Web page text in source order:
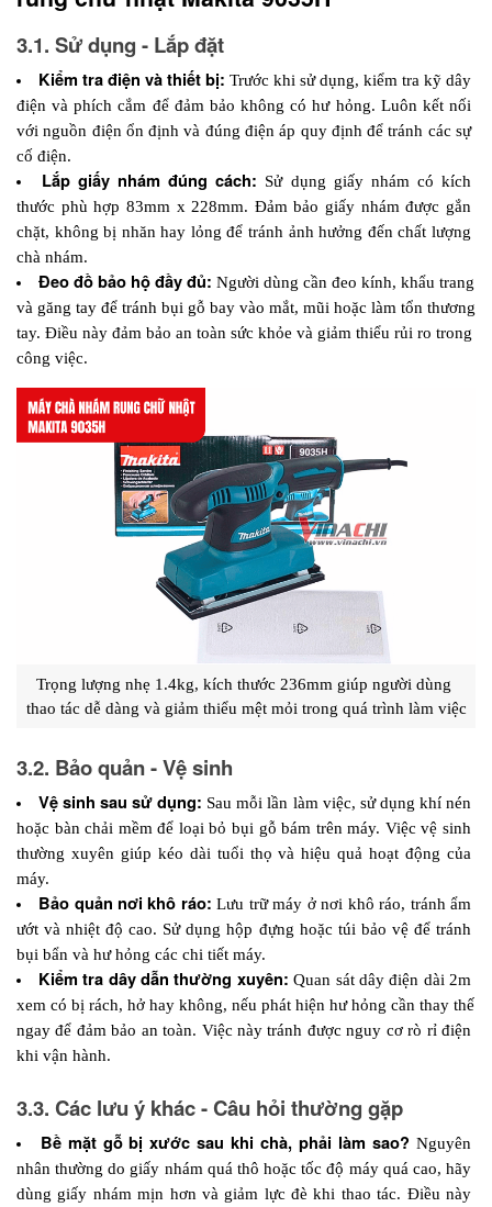
3.1. Sử dụng - Lắp đặt
Kiểm tra điện và thiết bị: Trước khi sử dụng, kiểm tra kỹ dây
điện và phích cắm để đảm bảo không có hư hỏng. Luôn kết nối
với nguồn điện ổn định và đúng điện áp quy định để tránh các sự
cố điện.
Lắp giấy nhám đúng cách: Sử dụng giấy nhám có kích
thước phù hợp 83mm x 228mm. Đảm bảo giấy nhám được gắn
chặt, không bị nhăn hay lỏng để tránh ảnh hưởng đến chất lượng
chà nhám.
Đeo đồ bảo hộ đầy đủ: Người dùng cần đeo kính, khẩu trang
và găng tay để tránh bụi gỗ bay vào mắt, mũi hoặc làm tổn thương
tay. Điều này đảm bảo an toàn sức khỏe và giảm thiểu rủi ro trong
công việc.
Trọng lượng nhẹ 1.4kg, kích thước 236mm giúp người dùng
thao tác dễ dàng và giảm thiểu mệt mỏi trong quá trình làm việc
3.2. Bảo quản - Vệ sinh
Vệ sinh sau sử dụng: Sau mỗi lần làm việc, sử dụng khí nén
hoặc bàn chải mềm để loại bỏ bụi gỗ bám trên máy. Việc vệ sinh
thường xuyên giúp kéo dài tuổi thọ và hiệu quả hoạt động của
máy.
Bảo quản nơi khô ráo: Lưu trữ máy ở nơi khô ráo, tránh ẩm
ướt và nhiệt độ cao. Sử dụng hộp đựng hoặc túi bảo vệ để tránh
bụi bẩn và hư hỏng các chi tiết máy.
Kiểm tra dây dẫn thường xuyên: Quan sát dây điện dài 2m
xem có bị rách, hở hay không, nếu phát hiện hư hỏng cần thay thế
ngay để đảm bảo an toàn. Việc này tránh được nguy cơ rò rỉ điện
khi vận hành.
3.3. Các lưu ý khác - Câu hỏi thường gặp
Bề mặt gỗ bị xước sau khi chà, phải làm sao? Nguyên
nhân thường do giấy nhám quá thô hoặc tốc độ máy quá cao, hãy
dùng giấy nhám mịn hơn và giảm lực đè khi thao tác. Điều này